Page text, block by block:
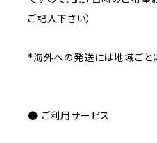
ご記入下さい）
*海外への発送には地域ごと
● ご利用サービス